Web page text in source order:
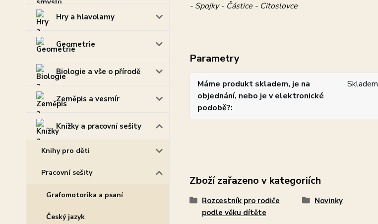
Hry a hlavolamy
Geometrie
Biologie a vše o přírodě
Zeměpis a vesmír
Knížky a pracovní sešity
Knihy pro děti
Pracovní sešity
Grafomotorika a psaní
Český jazyk
- Spojky - Částice - Citoslovce
Parametry
Máme produkt skladem, je na
objednání, nebo je v elektronické
podobě?
Skladem
Zboží zařazeno v kategoriích
Rozcestník pro rodiče
podle věku dítěte
Novinky